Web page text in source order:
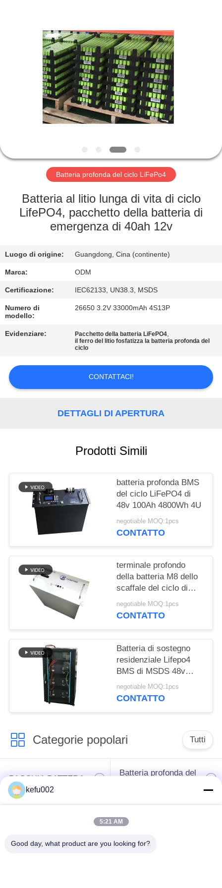
PRODOTTI
CIRCA
GIRO
FABBRICA
CONTROLLO
QUALITÀ
CONTATTICI
BLOG
UNA
CITAZIONE
PRIVACY
POLICY
Batteria profonda del ciclo LiFePo4
Batteria al litio lunga di vita di ciclo
LifePO4, pacchetto della batteria di
emergenza di 40ah 12v
Luogo di origine: Guangdong, Cina (continente)
Marca: ODM
Certificazione: IEC62133, UN38.3, MSDS
Numero di
modello:
26650 3.2V 33000mAh 4S13P
Evidenziare: Pacchetto della batteria LiFePO4,
il ferro del litio fosfatizza la batteria profonda del
ciclo
CONTATTACI!
DETTAGLI DI APERTURA
Prodotti Simili
batteria profonda BMS
del ciclo LiFePO4 di
48v 100Ah 4800Wh 4U
negotiable MOQ:1pcs
CONTATTO
terminale profondo
della batteria M8 dello
scaffale del ciclo di
9600Wh 48v 150Ah
200Ah
negotiable MOQ:1pcs
CONTATTO
Batteria di sostegno
residenziale Lifepo4
BMS di MSDS 48v
450Ah
negotiable MOQ:1pcs
CONTATTO
Categorie popolari Tutti
PACCHIA BATTERA
Batteria profonda del
Lifepo4
kefu002
5:21 AM
Good day, what product are you looking for?